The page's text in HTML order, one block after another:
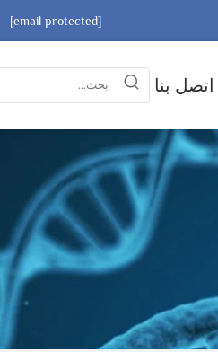
[email protected]
اتصل بنا